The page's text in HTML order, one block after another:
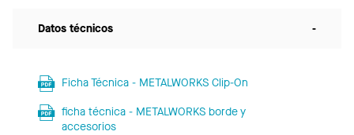
Datos técnicos -
Ficha Técnica - METALWORKS Clip-On
ficha técnica - METALWORKS borde y
accesorios